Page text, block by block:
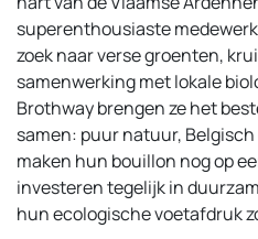
superenthousiaste
zoek naar verse groenten,
samenwerking met lokale
Brothway brengen ze het
samen: puur natuur,
maken hun bouillon nog op
investeren tegelijk in
hun ecologische voetafdruk